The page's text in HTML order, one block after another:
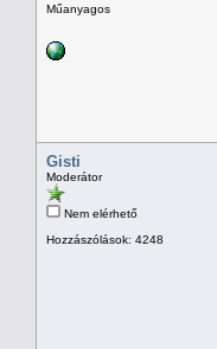
Műanyagos
Gisti
Moderátor
Nem elérhető
Hozzászólások: 4248